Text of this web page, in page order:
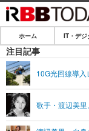
ホーム
IT・デジタル
SPEED TEST
エンタメ
ホーム IT・デジ
注目記事
10G光回線導入
歌手・渡辺美